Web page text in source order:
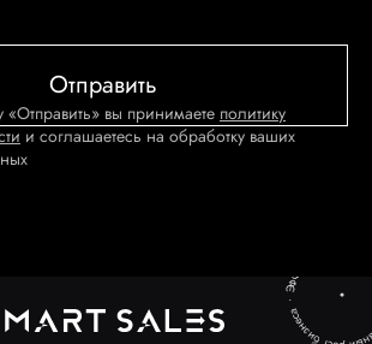
вы принимаете политику
и соглашаетесь на обработку ваших